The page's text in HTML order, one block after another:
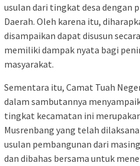
usulan dari tingkat desa
Daerah. Oleh karena itu,
disampaikan dapat disusun
memiliki dampak nyata bagi
masyarakat.
Sementara itu, Camat Tuah
dalam sambutannya
tingkat kecamatan ini
Musrenbang yang telah
usulan pembangunan dari
dan dibahas bersama untuk